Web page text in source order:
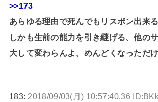
>>173
あらゆる理由で死んでもリスポン出来る
しかも生前の能力を引き継げる、他の
大して変わらんよ、めんどくなっただけ
183: 2018/09/03(月) 10:57:40.36